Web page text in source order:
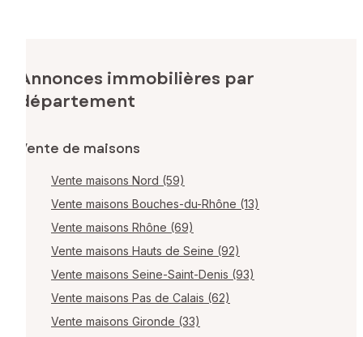
Annonces immobilières par
département
Vente de maisons
Vente maisons Nord (59)
Vente maisons Bouches-du-Rhône (13)
Vente maisons Rhône (69)
Vente maisons Hauts de Seine (92)
Vente maisons Seine-Saint-Denis (93)
Vente maisons Pas de Calais (62)
Vente maisons Gironde (33)